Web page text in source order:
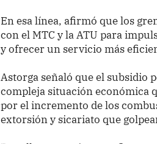
En esa línea, afirmó que los
con el MTC y la ATU para
y ofrecer un servicio más
Astorga señaló que el
compleja situación económica
por el incremento de los
extorsión y sicariato que